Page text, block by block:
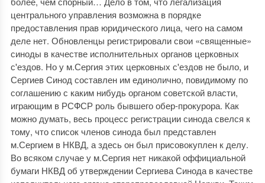
центрального управления возможна в порядке
предоставления прав юридического лица, чего на самом
деле нет. Обновленцы регистрировали свои «священные»
синоды в качестве исполнительных органов церковных
с'ездов. Но у м.Сергия этих церковных с'ездов не было, и
Сергиев Синод составлен им единолично, повидимому по
соглашению с каким нибудь органом советской власти,
играющим в РСФСР роль бывшего обер-прокурора. Как
можно думать, весь процесс регистрации синода свелся к
тому, что список членов синода был представлен
м.Сергием в НКВД, а здесь он был присовокуплен к делу.
Во всяком случае у м.Сергия нет никакой оффициальной
бумаги НКВД об утверждении Сергиева Синода в качестве